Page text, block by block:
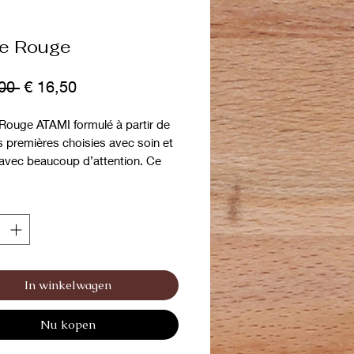
Rouge
Normale prijs
€ 16,50Verkoopprijs
ATAMI formulé à partir de
premières choisies avec soin et
beaucoup d’attention. Ce
de pelage et de peau. Il
de faire des
Il pourra se combiner à
In winkelwagen
Nu kopen